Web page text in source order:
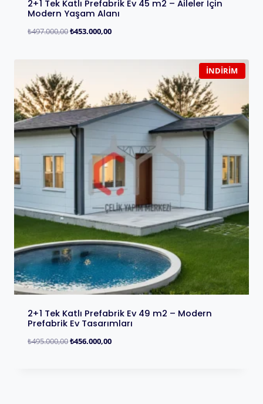
2+1 Tek Katlı Prefabrik Ev 45 m2 – Aileler İçin
Modern Yaşam Alanı
₺497.000,00₺453.000,00
İNDIRIM
2+1 Tek Katlı Prefabrik Ev 49 m2 – Modern
Prefabrik Ev Tasarımları
₺495.000,00₺456.000,00